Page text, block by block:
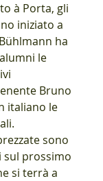
à Porta, gli
iniziato a
ha
le
Bruno
italiano le
sono
sul prossimo
si terrà a